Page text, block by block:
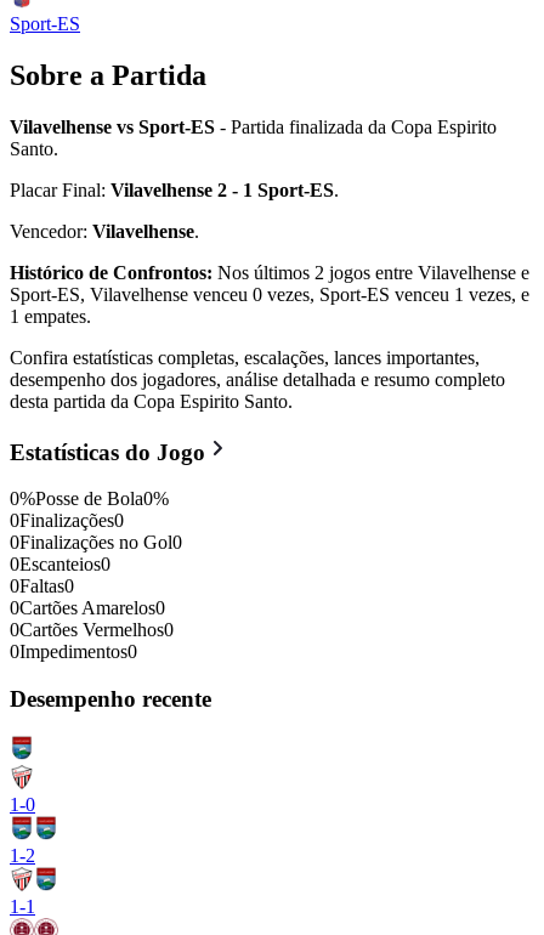
Sport-ES
Sobre a Partida
Vilavelhense vs Sport-ES - Partida finalizada da Copa Espirito
Santo.
Placar Final: Vilavelhense 2 - 1 Sport-ES.
Vencedor: Vilavelhense.
Histórico de Confrontos: Nos últimos 2 jogos entre Vilavelhense e
Sport-ES, Vilavelhense venceu 0 vezes, Sport-ES venceu 1 vezes, e
1 empates.
Confira estatísticas completas, escalações, lances importantes,
desempenho dos jogadores, análise detalhada e resumo completo
desta partida da Copa Espirito Santo.
Estatísticas do Jogo
0%Posse de Bola0%
0Finalizações0
0Finalizações no Gol0
0Escanteios0
0Faltas0
0Cartões Amarelos0
0Cartões Vermelhos0
0Impedimentos0
Desempenho recente
1-0
1-2
1-1